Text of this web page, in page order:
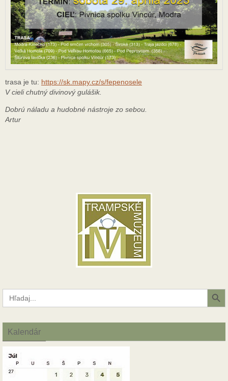
trasa je tu: https://sk.mapy.cz/s/fepenosele
V cieli chutný divinový gulášik.
Dobrú náladu a hudobné nástroje zo sebou.
Artur
Search
for:
Search Button
Kalendár